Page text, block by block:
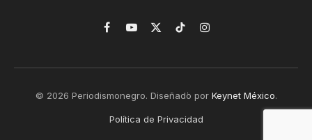
Facebook
YouTube
X
TikTokInstagram
© 2026 Periodismonegro. Diseñado por Keynet México.
Política de Privacidad